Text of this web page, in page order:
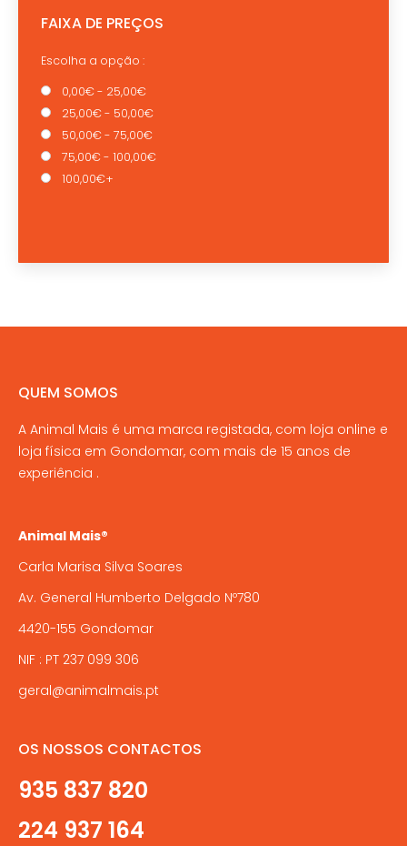
FAIXA DE PREÇOS
Escolha a opção :
0,00€ - 25,00€
25,00€ - 50,00€
50,00€ - 75,00€
75,00€ - 100,00€
100,00€+
QUEM SOMOS
A Animal Mais é uma marca registada, com loja online e
loja física em Gondomar, com mais de 15 anos de
experiência .
Animal Mais®
Carla Marisa Silva Soares
Av. General Humberto Delgado Nº780
4420-155 Gondomar
NIF : PT 237 099 306
geral@animalmais.pt
OS NOSSOS CONTACTOS
935 837 820
224 937 164